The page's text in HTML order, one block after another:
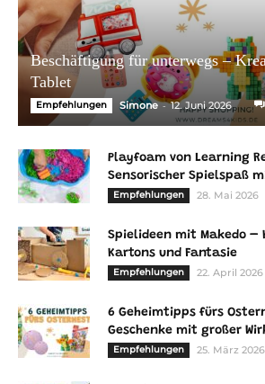
Beschäftigung für unterwegs –
Tablet
Empfehlungen Simone - 12. Juni 2026
Playfoam von Learning
Sensorischer Spielspaß
Empfehlungen 28. Mai 2026
Spielideen mit Makedo –
Kartons und Fantasie
Empfehlungen 22. April 2026
6 Geheimtipps fürs
Geschenke mit großer
Empfehlungen 25. März 2026